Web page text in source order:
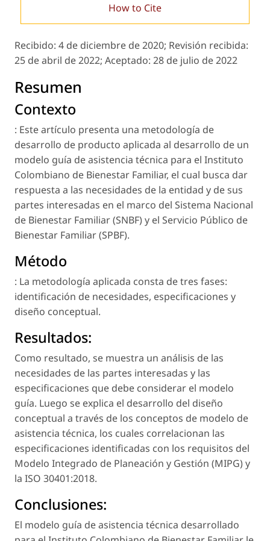
How to Cite
Recibido: 4 de diciembre de 2020; Revisión recibida:
25 de abril de 2022; Aceptado: 28 de julio de 2022
Resumen
Contexto
: Este artículo presenta una metodología de
desarrollo de producto aplicada al desarrollo de un
modelo guía de asistencia técnica para el Instituto
Colombiano de Bienestar Familiar, el cual busca dar
respuesta a las necesidades de la entidad y de sus
partes interesadas en el marco del Sistema Nacional
de Bienestar Familiar (SNBF) y el Servicio Público de
Bienestar Familiar (SPBF).
Método
: La metodología aplicada consta de tres fases:
identificación de necesidades, especificaciones y
diseño conceptual.
Resultados:
Como resultado, se muestra un análisis de las
necesidades de las partes interesadas y las
especificaciones que debe considerar el modelo
guía. Luego se explica el desarrollo del diseño
conceptual a través de los conceptos de modelo de
asistencia técnica, los cuales correlacionan las
especificaciones identificadas con los requisitos del
Modelo Integrado de Planeación y Gestión (MIPG) y
la ISO 30401:2018.
Conclusiones:
El modelo guía de asistencia técnica desarrollado